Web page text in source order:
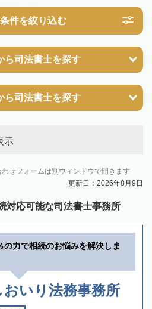
件を絞り込む
ら司法書士を探す
ら司法書士を探す
示
せフォームは別ウィンドウで開きます
更新日：2026年8月9日
対応可能な司法書士事務所
の力で相続のお悩みを解決しま
いり法務事務所